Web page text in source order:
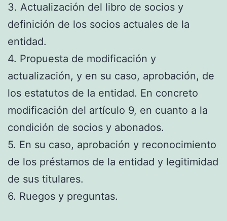
3. Actualización del libro de socios y
definición de los socios actuales de la
entidad.
4. Propuesta de modificación y
actualización, y en su caso, aprobación, de
los estatutos de la entidad. En concreto
modificación del artículo 9, en cuanto a la
condición de socios y abonados.
5. En su caso, aprobación y reconocimiento
de los préstamos de la entidad y legitimidad
de sus titulares.
6. Ruegos y preguntas.